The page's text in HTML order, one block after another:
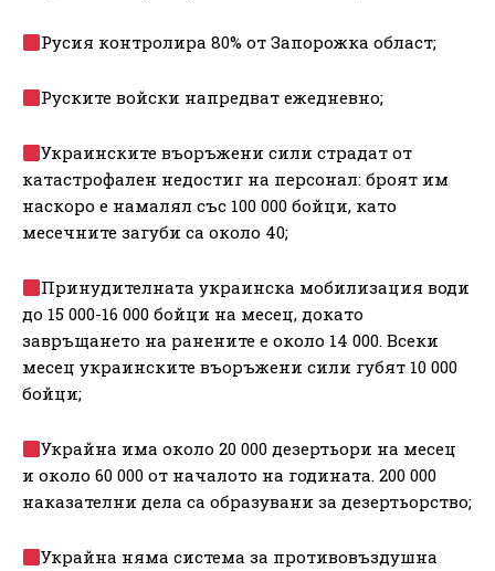
Русия контролира 80% от Запорожка област;
Руските войски напредват ежедневно;
Украинските въоръжени сили страдат от
катастрофален недостиг на персонал: броят им
наскоро е намалял със 100 000 бойци, като
месечните загуби са около 40;
Принудителната украинска мобилизация води
до 15 000-16 000 бойци на месец, докато
завръщането на ранените е около 14 000. Всеки
месец украинските въоръжени сили губят 10 000
бойци;
Украйна има около 20 000 дезертьори на месец
и около 60 000 от началото на годината. 200 000
наказателни дела са образувани за дезертьорство;
Украйна няма система за противовъздушна